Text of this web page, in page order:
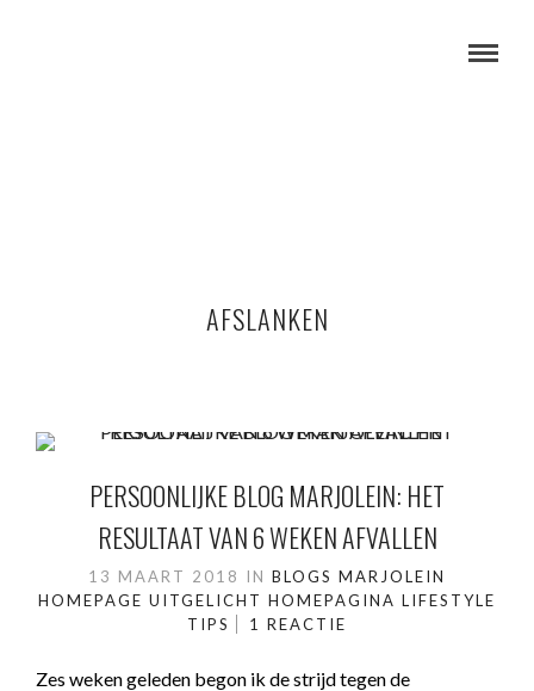
AFSLANKEN
PERSOONLIJKE BLOG MARJOLEIN: HET
RESULTAAT VAN 6 WEKEN AFVALLEN
13 MAART 2018 IN BLOGS MARJOLEIN
HOMEPAGE UITGELICHT HOMEPAGINA LIFESTYLE
TIPS
1 REACTIE
Zes weken geleden begon ik de strijd tegen de